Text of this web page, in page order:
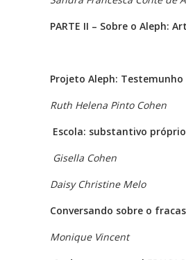
PARTE II – Sobre o Aleph:
Projeto Aleph:
Ruth Helena Pinto Cohen
Escola: substantivo
Gisella Cohen
Daisy Christine Melo
Conversando sobre o
Monique Vincent